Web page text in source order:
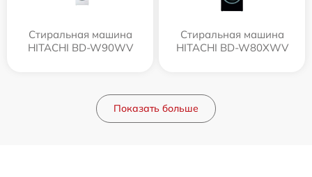
Стиральная машина
HITACHI BD-W90WV
Стиральная машина
HITACHI BD-W80XWV
Показать больше